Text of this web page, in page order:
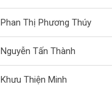
Phan Thị Phương Thúy
Nguyễn Tấn Thành
Khưu Thiện Minh